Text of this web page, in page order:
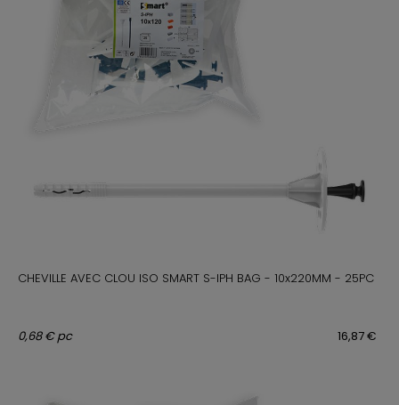
CHEVILLE AVEC CLOU ISO SMART S-IPH BAG - 10x220MM - 25PC
16,87 €
0,68 € pc